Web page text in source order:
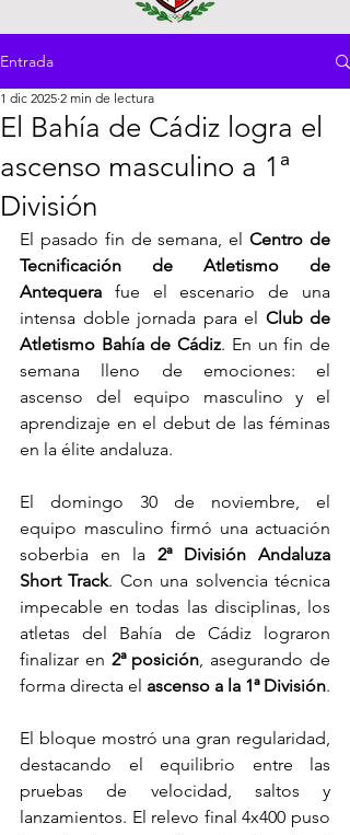
Entrada
El Bahía de Cádiz logra el
ascenso masculino a 1ª
División
1 dic 2025 2 min de lectura
El pasado fin de semana, el Centro de
Tecnificación de Atletismo de
Antequera fue el escenario de una
intensa doble jornada para el Club de
Atletismo Bahía de Cádiz. En un fin de
semana lleno de emociones: el
ascenso del equipo masculino y el
aprendizaje en el debut de las féminas
en la élite andaluza.
El domingo 30 de noviembre, el
equipo masculino firmó una actuación
soberbia en la 2ª División Andaluza
Short Track. Con una solvencia técnica
impecable en todas las disciplinas, los
atletas del Bahía de Cádiz lograron
finalizar en 2ª posición, asegurando de
forma directa el ascenso a la 1ª División.
El bloque mostró una gran regularidad,
destacando el equilibrio entre las
pruebas de velocidad, saltos y
lanzamientos. El relevo final 4x400 puso